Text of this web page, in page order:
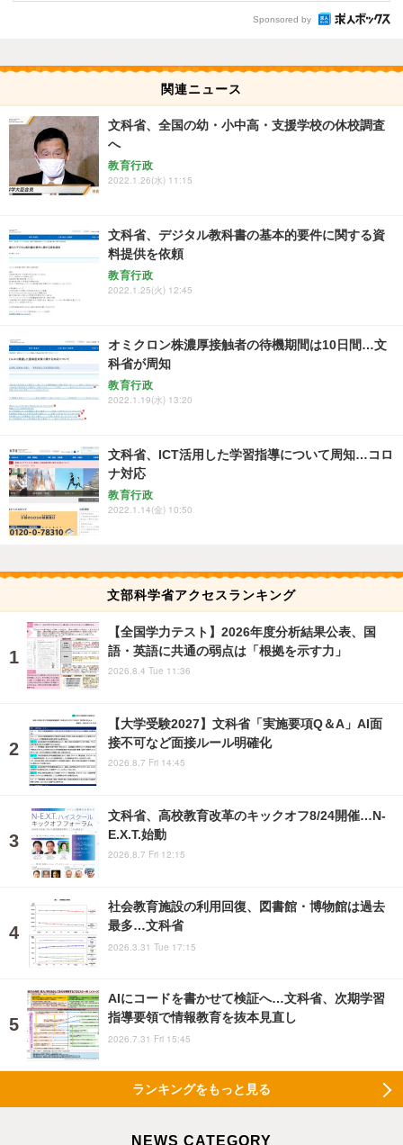
Sponsored by
関連ニュース
文科省、全国の幼・小中高・支援学校の休校調査
へ
教育行政
2022.1.26(水) 11:15
文科省、デジタル教科書の基本的要件に関する資
料提供を依頼
教育行政
2022.1.25(火) 12:45
オミクロン株濃厚接触者の待機期間は10日間…文
科省が周知
教育行政
2022.1.19(水) 13:20
文科省、ICT活用した学習指導について周知…コロ
ナ対応
教育行政
2022.1.14(金) 10:50
文部科学省アクセスランキング
【全国学力テスト】2026年度分析結果公表、国
語・英語に共通の弱点は「根拠を示す力」
2026.8.4 Tue 11:36
【大学受験2027】文科省「実施要項Q＆A」AI面
接不可など面接ルール明確化
2026.8.7 Fri 14:45
文科省、高校教育改革のキックオフ8/24開催…N-
E.X.T.始動
2026.8.7 Fri 12:15
社会教育施設の利用回復、図書館・博物館は過去
最多…文科省
2026.3.31 Tue 17:15
AIにコードを書かせて検証へ…文科省、次期学習
指導要領で情報教育を抜本見直し
2026.7.31 Fri 15:45
ランキングをもっと見る
NEWS CATEGORY